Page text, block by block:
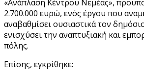
«Ανάπλαση Κέντρου Νεμέας»,
2.700.000 ευρώ, ενός έργου που
αναβαθμίσει ουσιαστικά τον
ενισχύσει την αναπτυξιακή και
πόλης.
Επίσης, εγκρίθηκε: